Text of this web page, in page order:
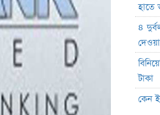
হাতে
৪
টাকা
কেন